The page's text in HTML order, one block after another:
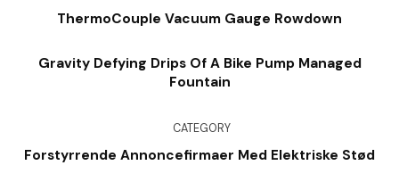
ThermoCouple Vacuum Gauge Rowdown
Gravity Defying Drips Of A Bike Pump Managed
Fountain
CATEGORY
Forstyrrende Annoncefirmaer Med Elektriske Stød